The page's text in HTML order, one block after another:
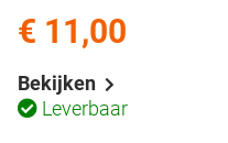
Bekijken
Leverbaar
€ 11,00